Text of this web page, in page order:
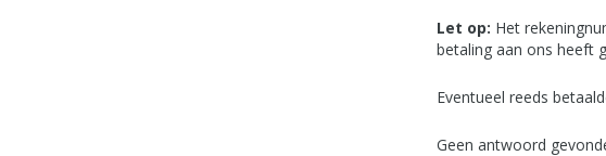
Let op: Het
betaling aan ons heeft
Eventueel reeds
Geen antwoord